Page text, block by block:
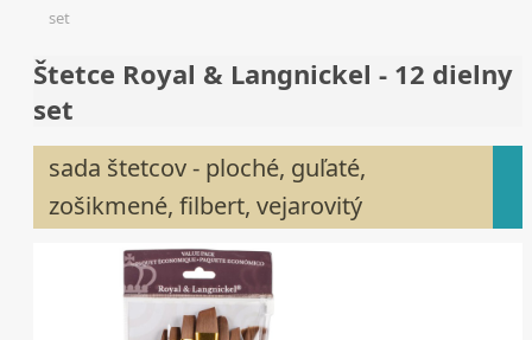
set
Štetce Royal & Langnickel - 12 dielny
set
sada štetcov - ploché, guľaté,
zošikmené, filbert, vejarovitý